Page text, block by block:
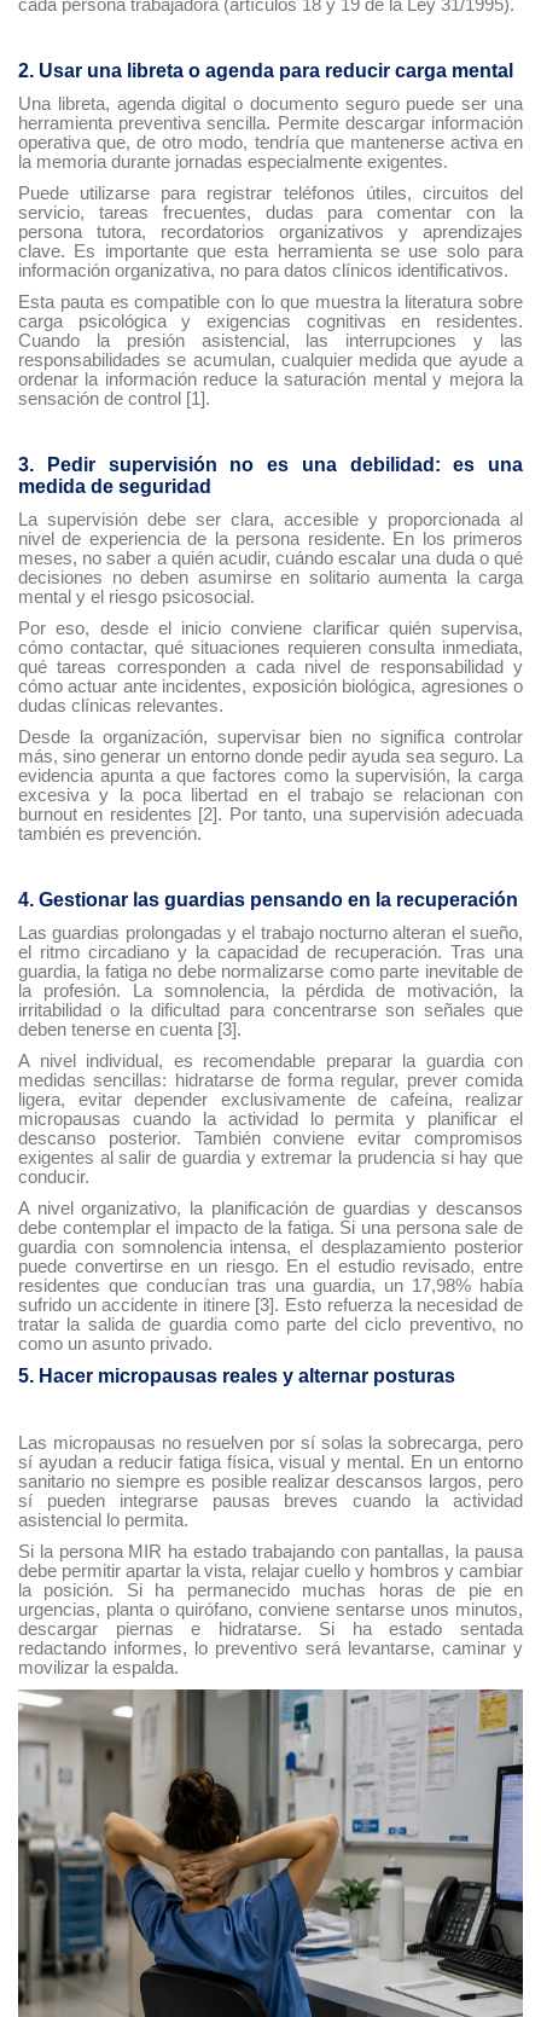
cada persona trabajadora (artículos 18 y 19 de la Ley 31/1995).
2. Usar una libreta o agenda para reducir carga mental
Una libreta, agenda digital o documento seguro puede ser una
herramienta preventiva sencilla. Permite descargar información
operativa que, de otro modo, tendría que mantenerse activa en
la memoria durante jornadas especialmente exigentes.
Puede utilizarse para registrar teléfonos útiles, circuitos del
servicio, tareas frecuentes, dudas para comentar con la
persona tutora, recordatorios organizativos y aprendizajes
clave. Es importante que esta herramienta se use solo para
información organizativa, no para datos clínicos identificativos.
Esta pauta es compatible con lo que muestra la literatura sobre
carga psicológica y exigencias cognitivas en residentes.
Cuando la presión asistencial, las interrupciones y las
responsabilidades se acumulan, cualquier medida que ayude a
ordenar la información reduce la saturación mental y mejora la
sensación de control [1].
3. Pedir supervisión no es una debilidad: es una
medida de seguridad
La supervisión debe ser clara, accesible y proporcionada al
nivel de experiencia de la persona residente. En los primeros
meses, no saber a quién acudir, cuándo escalar una duda o qué
decisiones no deben asumirse en solitario aumenta la carga
mental y el riesgo psicosocial.
Por eso, desde el inicio conviene clarificar quién supervisa,
cómo contactar, qué situaciones requieren consulta inmediata,
qué tareas corresponden a cada nivel de responsabilidad y
cómo actuar ante incidentes, exposición biológica, agresiones o
dudas clínicas relevantes.
Desde la organización, supervisar bien no significa controlar
más, sino generar un entorno donde pedir ayuda sea seguro. La
evidencia apunta a que factores como la supervisión, la carga
excesiva y la poca libertad en el trabajo se relacionan con
burnout en residentes [2]. Por tanto, una supervisión adecuada
también es prevención.
4. Gestionar las guardias pensando en la recuperación
Las guardias prolongadas y el trabajo nocturno alteran el sueño,
el ritmo circadiano y la capacidad de recuperación. Tras una
guardia, la fatiga no debe normalizarse como parte inevitable de
la profesión. La somnolencia, la pérdida de motivación, la
irritabilidad o la dificultad para concentrarse son señales que
deben tenerse en cuenta [3].
A nivel individual, es recomendable preparar la guardia con
medidas sencillas: hidratarse de forma regular, prever comida
ligera, evitar depender exclusivamente de cafeína, realizar
micropausas cuando la actividad lo permita y planificar el
descanso posterior. También conviene evitar compromisos
exigentes al salir de guardia y extremar la prudencia si hay que
conducir.
A nivel organizativo, la planificación de guardias y descansos
debe contemplar el impacto de la fatiga. Si una persona sale de
guardia con somnolencia intensa, el desplazamiento posterior
puede convertirse en un riesgo. En el estudio revisado, entre
residentes que conducían tras una guardia, un 17,98% había
sufrido un accidente in itinere [3]. Esto refuerza la necesidad de
tratar la salida de guardia como parte del ciclo preventivo, no
como un asunto privado.
5. Hacer micropausas reales y alternar posturas
Las micropausas no resuelven por sí solas la sobrecarga, pero
sí ayudan a reducir fatiga física, visual y mental. En un entorno
sanitario no siempre es posible realizar descansos largos, pero
sí pueden integrarse pausas breves cuando la actividad
asistencial lo permita.
Si la persona MIR ha estado trabajando con pantallas, la pausa
debe permitir apartar la vista, relajar cuello y hombros y cambiar
la posición. Si ha permanecido muchas horas de pie en
urgencias, planta o quirófano, conviene sentarse unos minutos,
descargar piernas e hidratarse. Si ha estado sentada
redactando informes, lo preventivo será levantarse, caminar y
movilizar la espalda.